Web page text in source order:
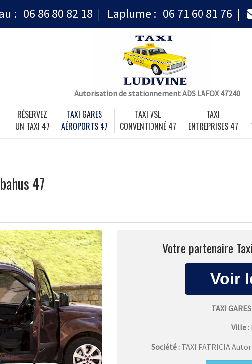
: 06 86 80 82 18 Laplume : 06 71 60 81 76
Autorisation de stationnement ADS LAFOX 47240
RÉSERVEZ
UN TAXI 47
TAXI GARES
AÉROPORTS 47
TAXI VSL
CONVENTIONNÉ 47
TAXI
ENTREPRISES 47
47
Votre partenaire
TAXI
Ville :
Société : TAXI PATRICIA